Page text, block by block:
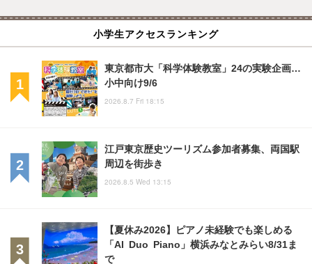
小学生アクセスランキング
東京都市大「科学体験教室」24の実験企画…
小中向け9/6
2026.8.7 Fri 18:15
江戸東京歴史ツーリズム参加者募集、両国駅
周辺を街歩き
2026.8.5 Wed 13:15
【夏休み2026】ピアノ未経験でも楽しめる
「AI Duo Piano」横浜みなとみらい8/31ま
で